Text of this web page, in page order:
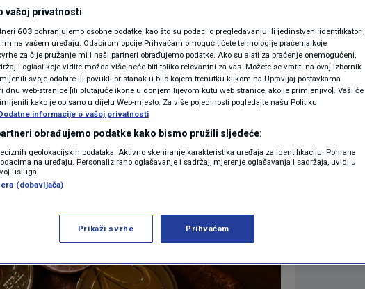
KOLUMNE
N1(DIS)INFO
KLIMATSKE PROMJENE
FOTO
VIDEO
trajni
ovisi o stažu!
25 komentara
Više
vašoj privatnosti
603 pohranjujemo osobne podatke, kao što su podaci o pregledavanju ili jedinstveni identifikatori,
na vašem uređaju. Odabirom opcije Prihvaćam omogućit ćete tehnologije praćenja koje
za čije pružanje mi i naši partneri obrađujemo podatke. Ako su alati za praćenje onemogućeni,
i oglasi koje vidite možda više neće biti toliko relevantni za vas. Možete se vratiti na ovaj izbornik
svoje odabire ili povukli pristanak u bilo kojem trenutku klikom na Upravljaj postavkama
dnu web-stranice [ili plutajuće ikone u donjem lijevom kutu web stranice, ako je primjenjivo]. Vaši će
kako je opisano u dijelu Web-mjesto. Za više pojedinosti pogledajte našu Politiku
informacije o vašoj privatnosti
obrađujemo podatke kako bismo pružili sljedeće:
geolokacijskih podataka. Aktivno skeniranje karakteristika uređaja za identifikaciju. Pohrana
na uređaju. Personalizirano oglašavanje i sadržaj, mjerenje oglašavanja i sadržaja, uvidi u
usluga.
(dobavljača)
Prikaži svrhe Prihvaćam